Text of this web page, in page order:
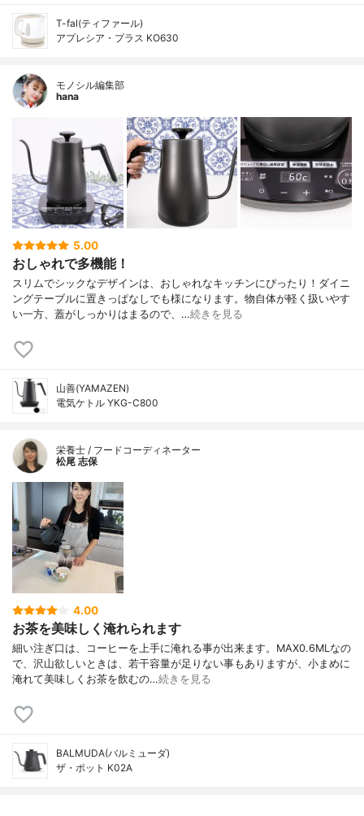
T-fal(ティファール)
アプレシア・プラス KO630
モノシル編集部
hana
5.00
おしゃれで多機能！
スリムでシックなデザインは、おしゃれなキッチンにぴったり！ダイニ
ングテーブルに置きっぱなしでも様になります。物自体が軽く扱いやす
い一方、蓋がしっかりはまるので、…続きを見る
山善(YAMAZEN)
電気ケトル YKG-C800
栄養士 / フードコーディネーター
松尾 志保
4.00
お茶を美味しく淹れられます
細い注ぎ口は、コーヒーを上手に淹れる事が出来ます。MAX0.6MLなの
で、沢山欲しいときは、若干容量が足りない事もありますが、小まめに
淹れて美味しくお茶を飲むの…続きを見る
BALMUDA(バルミューダ)
ザ・ポット K02A